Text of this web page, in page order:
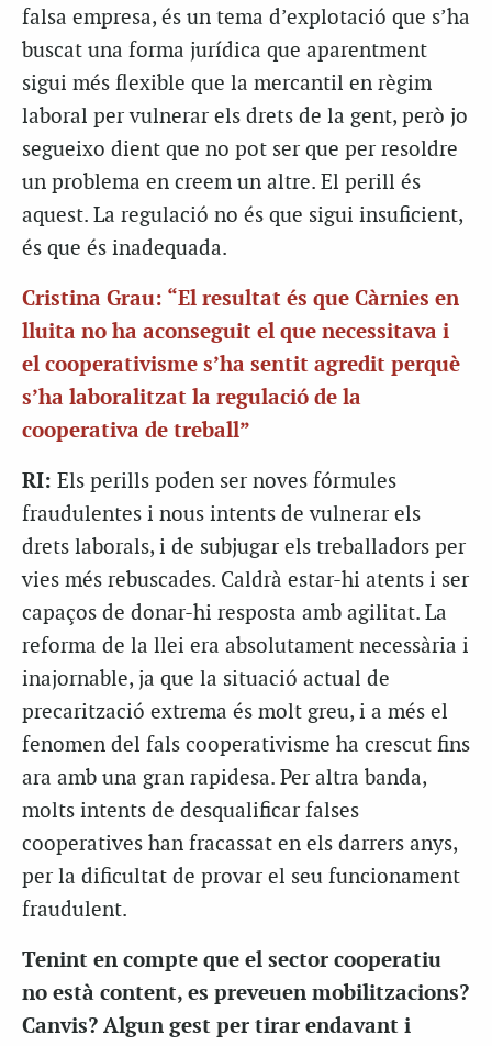
falsa empresa, és un tema d’explotació que s’ha
buscat una forma jurídica que aparentment
sigui més flexible que la mercantil en règim
laboral per vulnerar els drets de la gent, però jo
segueixo dient que no pot ser que per resoldre
un problema en creem un altre. El perill és
aquest. La regulació no és que sigui insuficient,
és que és inadequada.
Cristina Grau: “El resultat és que Càrnies en
lluita no ha aconseguit el que necessitava i
el cooperativisme s’ha sentit agredit perquè
s’ha laboralitzat la regulació de la
cooperativa de treball”
RI: Els perills poden ser noves fórmules
fraudulentes i nous intents de vulnerar els
drets laborals, i de subjugar els treballadors per
vies més rebuscades. Caldrà estar-hi atents i ser
capaços de donar-hi resposta amb agilitat. La
reforma de la llei era absolutament necessària i
inajornable, ja que la situació actual de
precarització extrema és molt greu, i a més el
fenomen del fals cooperativisme ha crescut fins
ara amb una gran rapidesa. Per altra banda,
molts intents de desqualificar falses
cooperatives han fracassat en els darrers anys,
per la dificultat de provar el seu funcionament
fraudulent.
Tenint en compte que el sector cooperatiu
no està content, es preveuen mobilitzacions?
Canvis? Algun gest per tirar endavant i